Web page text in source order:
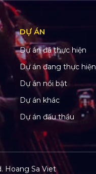
DỰ ÁN
Dự án đã thực hiện
Dự án đang thực hiện
Dự án nổi bật
Dự án khác
Dự án đấu thầu
Hoang Sa Viet